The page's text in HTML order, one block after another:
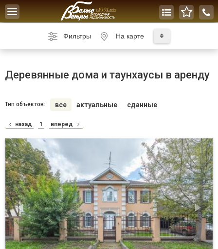
Toggle
navigation
Фильтры На карте
Деревянные дома и таунхаусы в аренду
Тип объектов: все актуальные сданные
назад 1 вперед